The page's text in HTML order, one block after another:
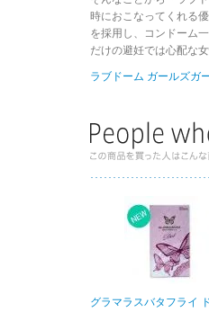
時におこなってくれる
を採用し、コンドーム
だけの避妊では心配な
ラブドーム ガールズガ
グラマラスバタフライ